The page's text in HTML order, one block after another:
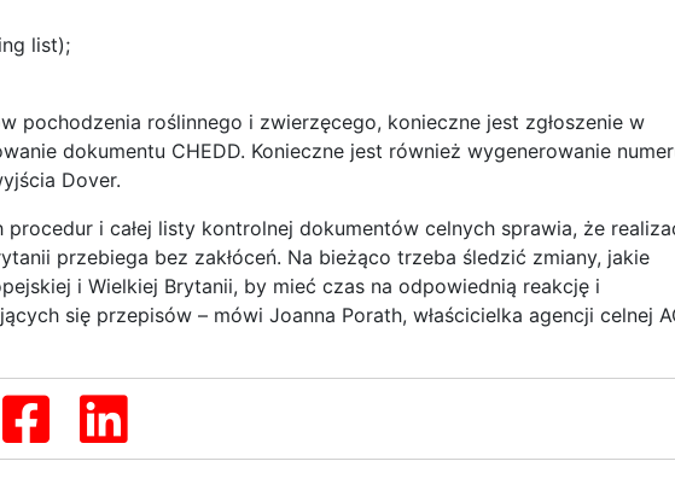
list);
pochodzenia roślinnego i zwierzęcego, konieczne jest zgłoszenie w
dokumentu CHEDD. Konieczne jest również wygenerowanie
Dover.
i całej listy kontrolnej dokumentów celnych sprawia, że
przebiega bez zakłóceń. Na bieżąco trzeba śledzić zmiany, jakie
i Wielkiej Brytanii, by mieć czas na odpowiednią reakcję i
się przepisów – mówi Joanna Porath, właścicielka agencji celnej